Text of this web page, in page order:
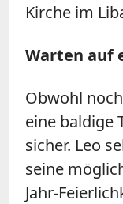
Kirche im
Warten auf
Obwohl
eine baldige
sicher. Leo
seine
Jahr-